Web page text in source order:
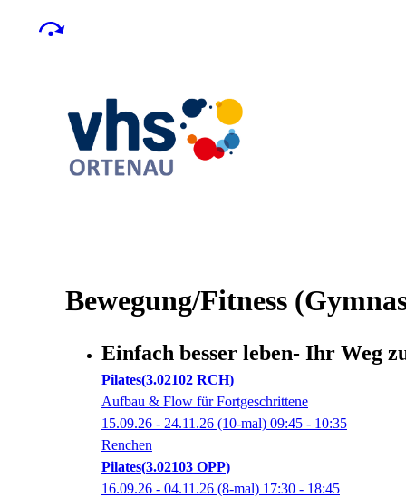
Bewegung/Fitness
Einfach besser leben- Ihr Weg
Pilates 3.02102 RCH
Aufbau & Flow für Fortgeschrittene
15.09.26 - 24.11.26 (10-mal) 09:45 - 10:35
Renchen
Pilates 3.02103 OPP
16.09.26 - 04.11.26 (8-mal) 17:30 - 18:45